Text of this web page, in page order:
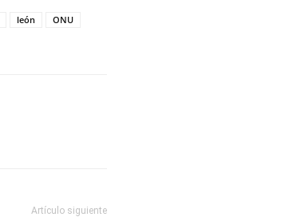
león
ONU
Artículo siguiente